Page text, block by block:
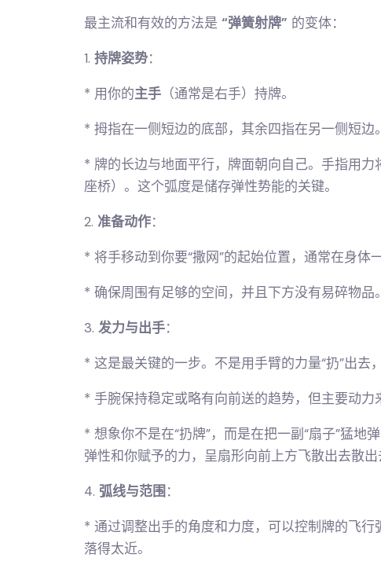
最主流和有效的方法是 “弹簧射牌” 的变体：
1. 持牌姿势：
* 用你的主手 （通常是右手）持牌。
* 拇指在一侧短边的底部，其余四指在另一侧短边。
* 牌的长边与地面平行，牌面朝向自己。手指用
座桥）。这个弧度是储存弹性势能的关键。
2. 准备动作：
* 将手移动到你要“撒网”的起始位置，通常在身体
* 确保周围有足够的空间，并且下方没有易碎物品。
3. 发力与出手：
* 这是最关键的一步。不是用手臂的力量“扔”出去
* 手腕保持稳定或略有向前送的趋势，但主要动力
* 想象你不是在“扔牌”，而是在把一副“扇子”猛
弹性和你赋予的力，呈扇形向前上方飞散出去散出
4. 弧线与范围 ：
* 通过调整出手的角度和力度，可以控制牌的飞
落得太近。